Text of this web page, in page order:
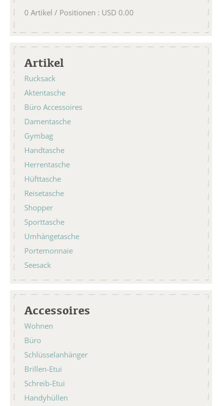
0 Artikel / Positionen : USD 0.00
Artikel
Rucksack
Aktentasche
Büro Accessoires
Damentasche
Gymbag
Handtasche
Herrentasche
Hüfttasche
Reisetasche
Shopper
Sporttasche
Umhängetasche
Portemonnaie
Seesack
Accessoires
Wohnen
Büro
Schlüsselanhänger
Brillen-Etui
Schreib-Etui
Handyhüllen